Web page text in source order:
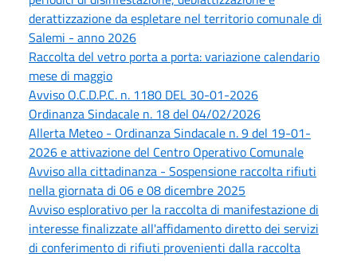
derattizzazione da espletare nel territorio comunale di
Salemi - anno 2026
Raccolta del vetro porta a porta: variazione calendario
mese di maggio
Avviso O.C.D.P.C. n. 1180 DEL 30-01-2026
Ordinanza Sindacale n. 18 del 04/02/2026
Allerta Meteo - Ordinanza Sindacale n. 9 del 19-01-
2026 e attivazione del Centro Operativo Comunale
Avviso alla cittadinanza - Sospensione raccolta rifiuti
nella giornata di 06 e 08 dicembre 2025
Avviso esplorativo per la raccolta di manifestazione di
interesse finalizzate all'affidamento diretto dei servizi
di conferimento di rifiuti provenienti dalla raccolta